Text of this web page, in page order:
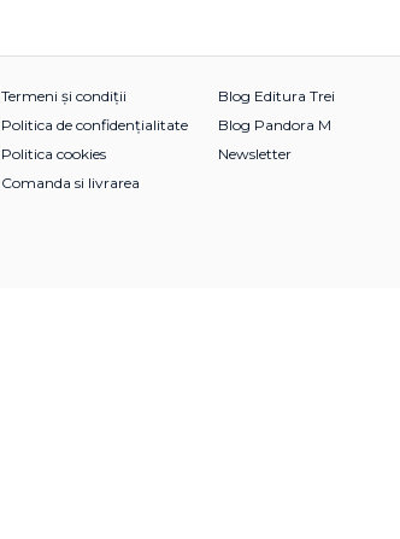
Termeni și condiții
Politica de confidențialitate
Politica cookies
Comanda si livrarea
Blog Editura Trei
Blog Pandora M
Newsletter